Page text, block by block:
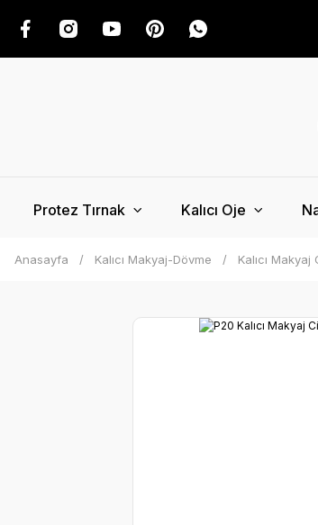
Protez Tırnak Kalıcı Oje
Anasayfa Kalıcı Makyaj-Dövme Kalıcı Makyaj